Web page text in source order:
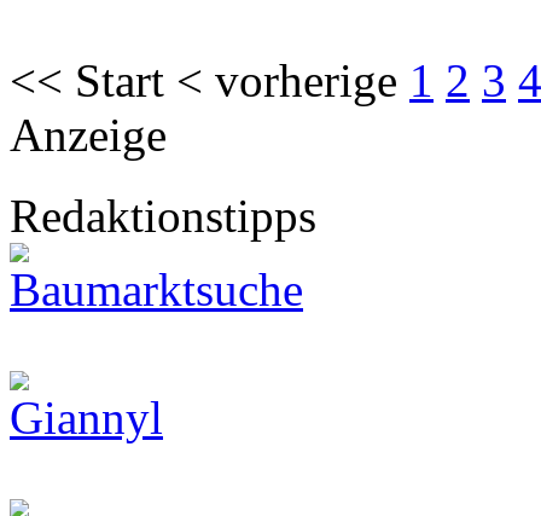
<< Start < vorherige 1 2 3 4
Anzeige
Redaktionstipps